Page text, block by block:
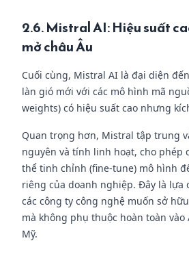
2.6. Mistral AI: Hiệu suất
mở châu Âu
Cuối cùng, Mistral AI là đại diện
làn gió mới với các mô hình mã
weights) có hiệu suất cao nhưng
Quan trọng hơn, Mistral tập trung
nguyên và tính linh hoạt, cho phép
thể tinh chỉnh (fine-tune) mô hình
riêng của doanh nghiệp. Đây là lựa
các công ty công nghệ muốn sở
mà không phụ thuộc hoàn toàn vào
Mỹ.